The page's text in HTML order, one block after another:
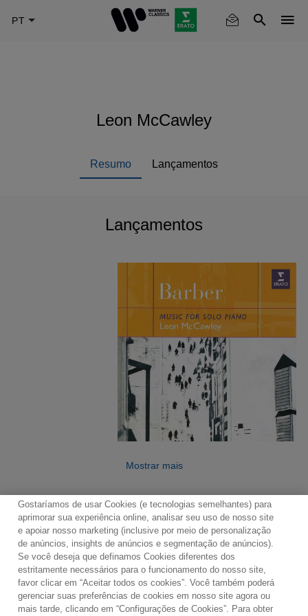
Leon McCawley
Resumo Lançamentos
Lançamentos
Mostrar mais
Contato Boletim de Notícias
Termos de Uso
Política de Privacidade
Mapa do Site
Política de Cookies
Configurações de Cookies
Gostaríamos de usar Cookies (e tecnologias semelhantes) para
aprimorar sua experiência online, analisar seu uso de nosso site
e apoiar nosso marketing (inclusive por meio de personalização
de anúncios, insights de anúncios e segmentação de anúncios).
Se você deseja que definamos Cookies diferentes dos
estritamente necessários para o funcionamento do nosso site,
favor clicar em “Aceitar todos os cookies”. Você também poderá
gerenciar suas preferências de cookies em nosso site agora ou
mais tarde, clicando em “Configurações de Cookies”. Para obter